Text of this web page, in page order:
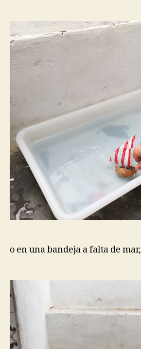
o en una bandeja a falta de mar,